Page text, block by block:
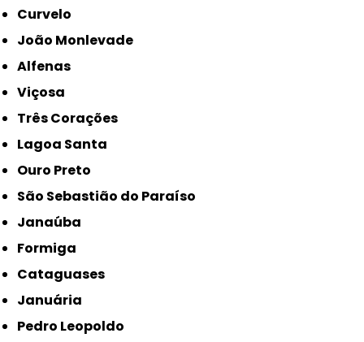
Curvelo
João Monlevade
Alfenas
Viçosa
Três Corações
Lagoa Santa
Ouro Preto
São Sebastião do Paraíso
Janaúba
Formiga
Cataguases
Januária
Pedro Leopoldo